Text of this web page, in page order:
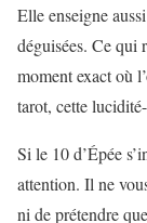
Elle enseigne
déguisées. Ce qui
moment exact où
tarot, cette
Si le 10 d’Épée
attention. Il ne
ni de prétendre